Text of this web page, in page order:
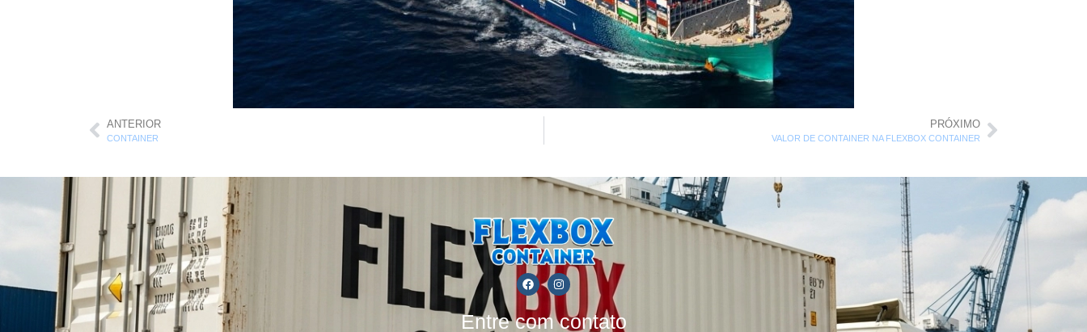
ANTERIOR
CONTAINER
PRÓXIMO
VALOR DE CONTAINER NA FLEXBOX CONTAINER
Entre com contato